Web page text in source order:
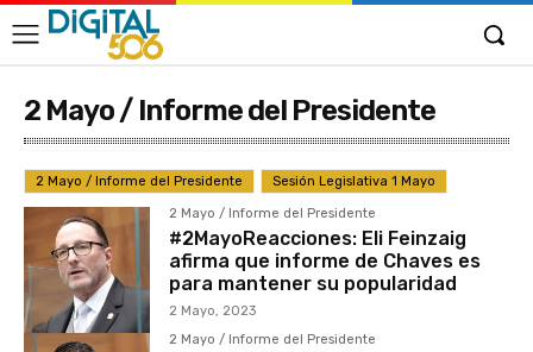
2 Mayo / Informe del Presidente
2 Mayo / Informe del Presidente Sesión Legislativa 1 Mayo
2 Mayo / Informe del Presidente
#2MayoReacciones: Eli Feinzaig
afirma que informe de Chaves es
para mantener su popularidad
2 Mayo, 2023
2 Mayo / Informe del Presidente